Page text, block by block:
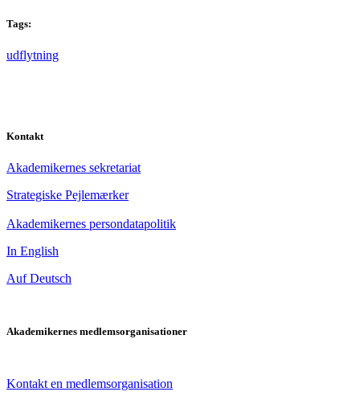
Tags:
udflytning
Kontakt
Akademikernes sekretariat
Strategiske Pejlemærker
Akademikernes persondatapolitik
In English
Auf Deutsch
Akademikernes medlemsorganisationer
Kontakt en medlemsorganisation